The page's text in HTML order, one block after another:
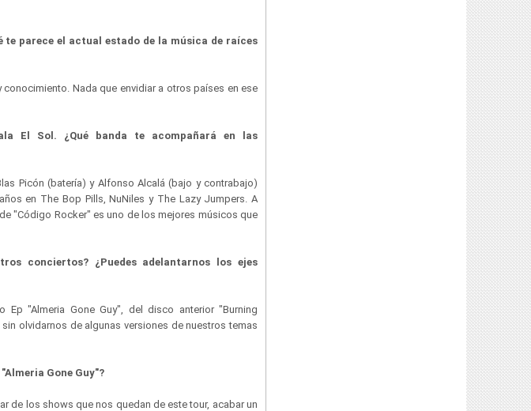
te parece el actual estado de la música de raíces
Nada que envidiar a otros países en ese
El Sol. ¿Qué banda te acompañará en las
Picón (batería) y Alfonso Alcalá (bajo y contrabajo)
en The Bop Pills, NuNiles y The Lazy Jumpers. A
"Código Rocker" es uno de los mejores músicos que
conciertos? ¿Puedes adelantarnos los ejes
Ep "Almeria Gone Guy", del disco anterior "Burning
olvidarnos de algunas versiones de nuestros temas
Gone Guy"?
de los shows que nos quedan de este tour, acabar un